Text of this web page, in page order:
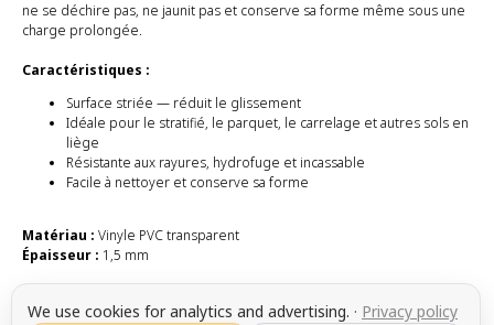
We use cookies for analytics and advertising. · Privacy policy
ne se déchire pas, ne jaunit pas et conserve sa forme même sous une
charge prolongée.
Caractéristiques :
Surface striée — réduit le glissement
Idéale pour le stratifié, le parquet, le carrelage et autres sols en
liège
Résistante aux rayures, hydrofuge et incassable
Facile à nettoyer et conserve sa forme
Matériau : Vinyle PVC transparent
Épaisseur : 1,5 mm
idéale pour une utilisation quotidienne à long terme.